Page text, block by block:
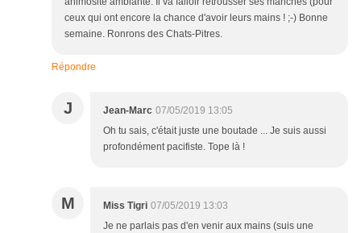
ceux qui ont encore la chance d'avoir leurs mains ! ;-) Bonne
semaine. Ronrons des Chats-Pitres.
Répondre
J Jean-Marc 07/05/2019 13:05
Oh tu sais, c'était juste une boutade ... Je suis aussi
profondément pacifiste. Tope là !
M Miss Tigri 07/05/2019 13:03
Je ne parlais pas d'en venir aux mains (suis une